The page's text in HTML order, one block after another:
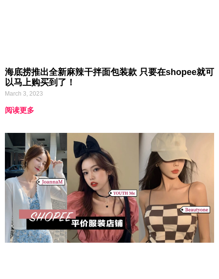
海底捞推出全新麻辣干拌面包装款 只要在shopee就可
以马上购买到了！
March 3, 2023
阅读更多